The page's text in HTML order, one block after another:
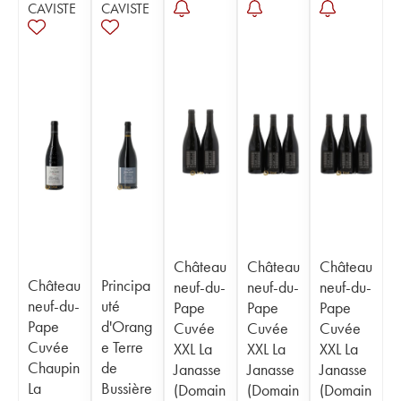
CAVISTE
Château
neuf-du-
Pape
Cuvée
Chaupin
La
CAVISTE
Principa
uté
d'Orang
e Terre
de
Bussière
Château
neuf-du-
Pape
Cuvée
XXL La
Janasse
(Domain
Château
neuf-du-
Pape
Cuvée
XXL La
Janasse
(Domain
Château
neuf-du-
Pape
Cuvée
XXL La
Janasse
(Domain